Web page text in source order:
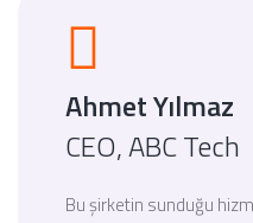
Ahmet Yılmaz
CEO, ABC Tech
Bu şirketin sunduğu